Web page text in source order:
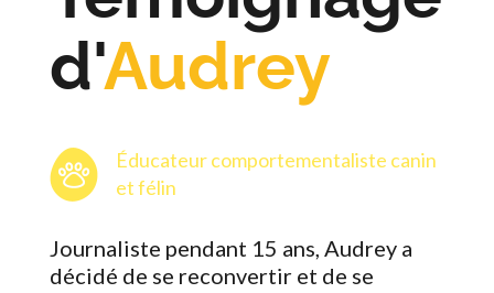
d'Audrey
Éducateur comportementaliste canin
et félin
Journaliste pendant 15 ans, Audrey a
décidé de se reconvertir et de se